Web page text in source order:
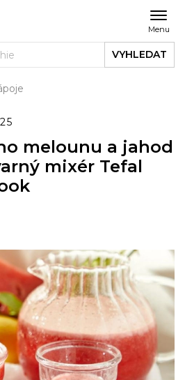
Menu
VYHLEDAT
melounu a jahod
mixér Tefal